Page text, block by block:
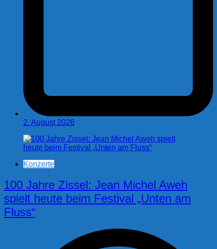
2. August 2026
Konzerte
100 Jahre Zissel: Jean Michel Aweh
spielt heute beim Festival „Unten am
Fluss“